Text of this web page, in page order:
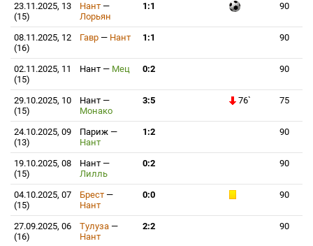
23.11.2025, 13
(15)
Нант —
Лорьян
1:1 90
08.11.2025, 12
(16)
Гавр — Нант 1:1 90
02.11.2025, 11
(15)
Нант — Мец 0:2 90
29.10.2025, 10
(15)
Нант —
Монако
3:5 76` 75
24.10.2025, 09
(13)
Париж —
Нант
1:2 90
19.10.2025, 08
(15)
Нант —
Лилль
0:2 90
04.10.2025, 07
(15)
Брест —
Нант
0:0 90
27.09.2025, 06
(16)
Тулуза —
Нант
2:2 90